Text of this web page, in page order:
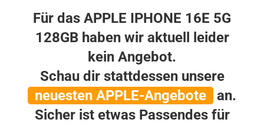
Für das APPLE IPHONE 16E 5G
128GB haben wir aktuell leider
kein Angebot.
Schau dir stattdessen unsere
neuesten APPLE-Angebote
an.
Sicher ist etwas Passendes für